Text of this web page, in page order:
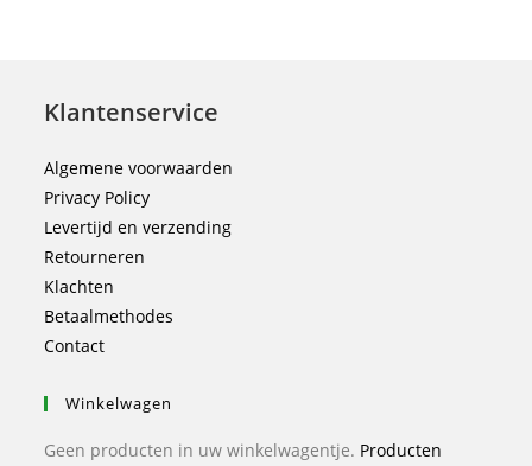
Klantenservice
Algemene voorwaarden
Privacy Policy
Levertijd en verzending
Retourneren
Klachten
Betaalmethodes
Contact
Winkelwagen
Geen producten in uw winkelwagentje. Producten